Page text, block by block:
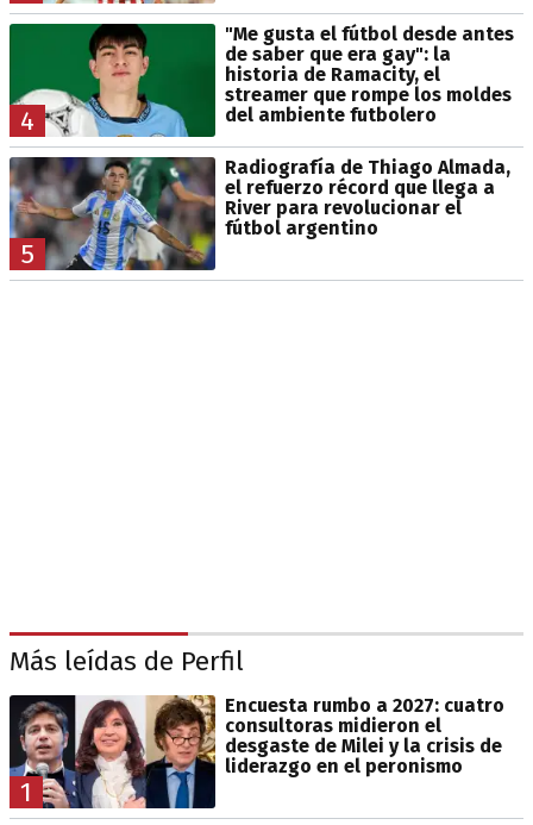
4
"Me gusta el fútbol desde antes
de saber que era gay": la
historia de Ramacity, el
streamer que rompe los moldes
del ambiente futbolero
5
Radiografía de Thiago Almada,
el refuerzo récord que llega a
River para revolucionar el
fútbol argentino
Más leídas de Perfil
1
Encuesta rumbo a 2027: cuatro
consultoras midieron el
desgaste de Milei y la crisis de
liderazgo en el peronismo